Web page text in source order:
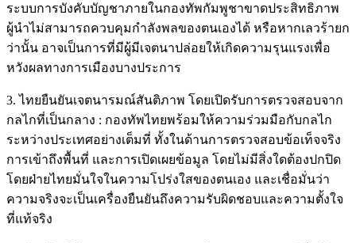
ระบบการบังคับบัญชาภายในกองทัพกัมพูชาขาดประสิทธิภาพ
ผู้นำไม่สามารถควบคุมกำลังพลของตนเองได้ หรือหากเลวร้ายก
ว่านั้น อาจเป็นการที่มีผู้มีเจตนาปล่อยให้เกิดความรุนแรงเพื่อ
หวังผลทางการเมืองบางประการ
3. ไทยยืนยันเจตนารมณ์สันติภาพ โดยเปิดรับการตรวจสอบจาก
กลไกที่เป็นกลาง : กองทัพไทยพร้อมให้ความร่วมมือกับกลไก
ระหว่างประเทศอย่างเต็มที่ ทั้งในด้านการตรวจสอบข้อเท็จจริง
การเข้าถึงพื้นที่ และการเปิดเผยข้อมูล โดยไม่มีสิ่งใดต้องปกปิด
โดยฝ่ายไทยมั่นใจในความโปร่งใสของตนเอง และเชื่อมั่นว่า
ความจริงจะเป็นเครื่องยืนยันถึงความรับผิดชอบและความตั้งใจ
ที่แท้จริง